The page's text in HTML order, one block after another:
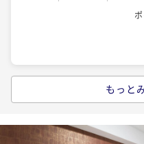
【大浴場×サウナでとと
朝食付き 現地決済可 事前決済
もっと